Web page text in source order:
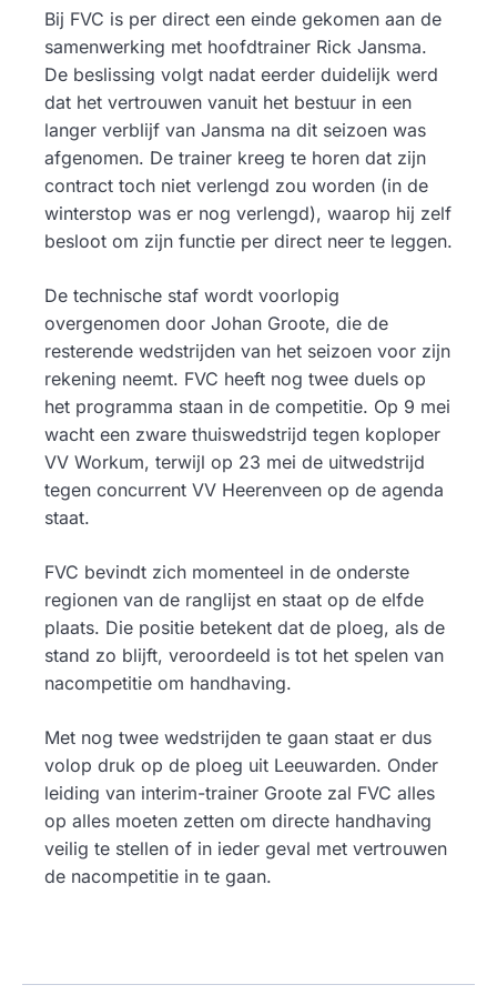
Bij FVC is per direct een einde gekomen aan de
samenwerking met hoofdtrainer Rick Jansma.
De beslissing volgt nadat eerder duidelijk werd
dat het vertrouwen vanuit het bestuur in een
langer verblijf van Jansma na dit seizoen was
afgenomen. De trainer kreeg te horen dat zijn
contract toch niet verlengd zou worden (in de
winterstop was er nog verlengd), waarop hij zelf
besloot om zijn functie per direct neer te leggen.
De technische staf wordt voorlopig
overgenomen door Johan Groote, die de
resterende wedstrijden van het seizoen voor zijn
rekening neemt. FVC heeft nog twee duels op
het programma staan in de competitie. Op 9 mei
wacht een zware thuiswedstrijd tegen koploper
VV Workum, terwijl op 23 mei de uitwedstrijd
tegen concurrent VV Heerenveen op de agenda
staat.
FVC bevindt zich momenteel in de onderste
regionen van de ranglijst en staat op de elfde
plaats. Die positie betekent dat de ploeg, als de
stand zo blijft, veroordeeld is tot het spelen van
nacompetitie om handhaving.
Met nog twee wedstrijden te gaan staat er dus
volop druk op de ploeg uit Leeuwarden. Onder
leiding van interim-trainer Groote zal FVC alles
op alles moeten zetten om directe handhaving
veilig te stellen of in ieder geval met vertrouwen
de nacompetitie in te gaan.